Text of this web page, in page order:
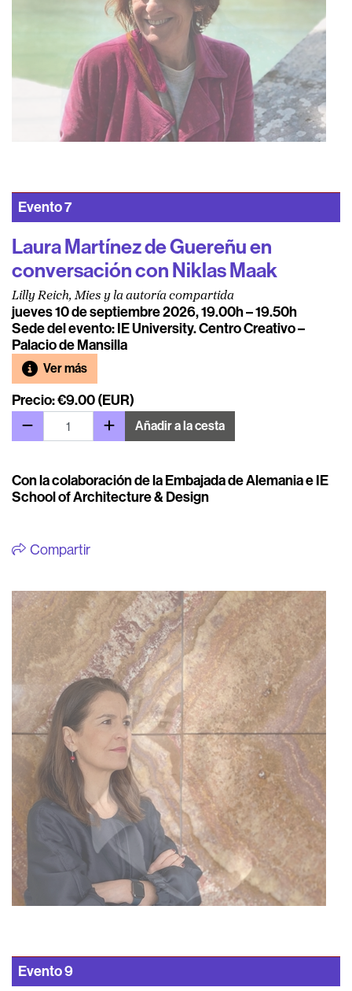
Evento7
Laura Martínez de Guereñu en
conversación con Niklas Maak
Lilly Reich, Mies y la autoría compartida
jueves 10 de septiembre 2026, 19.00h – 19.50h
Sede del evento: IE University. Centro Creativo –
Palacio de Mansilla
Ver más
Precio: €9.00 (EUR)
Añadir a la cesta
Con la colaboración de la Embajada de Alemania e IE
School of Architecture & Design
Compartir
Evento9